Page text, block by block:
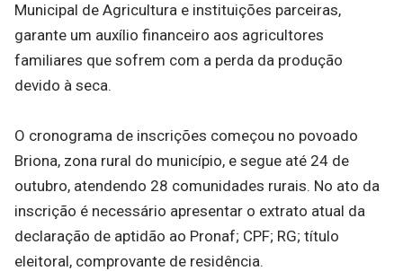
Municipal de Agricultura e instituições parceiras,
garante um auxílio financeiro aos agricultores
familiares que sofrem com a perda da produção
devido à seca.
O cronograma de inscrições começou no povoado
Briona, zona rural do município, e segue até 24 de
outubro, atendendo 28 comunidades rurais. No ato da
inscrição é necessário apresentar o extrato atual da
declaração de aptidão ao Pronaf; CPF; RG; título
eleitoral, comprovante de residência.